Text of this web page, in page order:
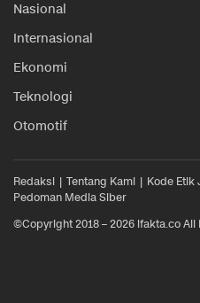
Nasional
Internasional
Ekonomi
Teknologi
Otomotif
Redaksi Tentang Kami Kode Etik
Pedoman Media Siber
©Copyright 2018 – 2026 ifakta.co All